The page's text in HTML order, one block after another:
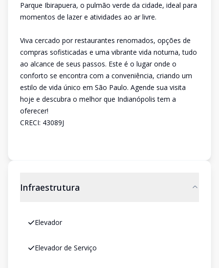
Parque Ibirapuera, o pulmão verde da cidade, ideal para
momentos de lazer e atividades ao ar livre.
Viva cercado por restaurantes renomados, opções de
compras sofisticadas e uma vibrante vida noturna, tudo
ao alcance de seus passos. Este é o lugar onde o
conforto se encontra com a conveniência, criando um
estilo de vida único em São Paulo. Agende sua visita
hoje e descubra o melhor que Indianópolis tem a
oferecer!
CRECI: 43089J
Infraestrutura
Elevador
Elevador de Serviço